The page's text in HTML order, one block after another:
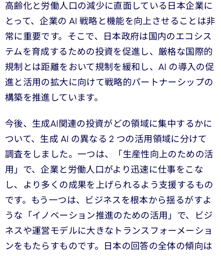
高齢化と労働人口の減少に直面している日本企業に
とって、企業の AI 戦略と機能を向上させることは非
常に重要です。そこで、日本政府は国内のエコシス
テムを育成するための投資を促進し、厳格な国際的
規制とは距離をおいて規制を緩和し、AI の導入の促
進と活用の拡大に向けて戦略的パートナーシップの
構築を推進しています。
今後、生成AI関連の投資がどの領域に集中するかに
ついて、生成 AI の異なる 2 つの活用領域に分けて
調査をしました。一つは、「生産性向上のための活
用」で、企業と労働人口がより迅速に仕事をこな
し、より多くの成果を上げられるよう支援するもの
です。もう一つは、ビジネスを根本から揺るがすよ
うな「イノベーション推進のための活用」で、ビジ
ネスや運営モデルに大きなトランスフォーメーショ
ンをもたらすものです。日本の回答の全体の傾向は